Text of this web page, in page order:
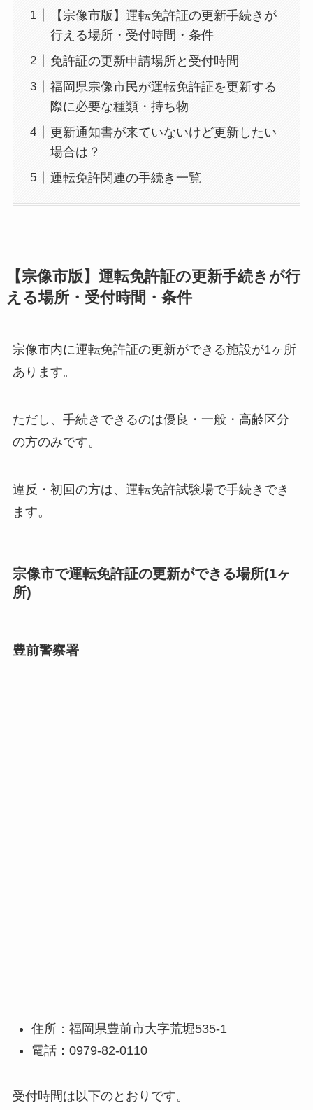
【宗像市版】運転免許証の更新手続きが
行える場所・受付時間・条件
免許証の更新申請場所と受付時間
福岡県宗像市民が運転免許証を更新する
際に必要な種類・持ち物
更新通知書が来ていないけど更新したい
場合は？
運転免許関連の手続き一覧
【宗像市版】運転免許証の更新手続きが行
える場所・受付時間・条件
宗像市内に運転免許証の更新ができる施設が1ヶ所
あります。
ただし、手続きできるのは優良・一般・高齢区分
の方のみです。
違反・初回の方は、運転免許試験場で手続きでき
ます。
宗像市で運転免許証の更新ができる場所(1ヶ
所)
豊前警察署
住所：福岡県豊前市大字荒堀535-1
電話：0979-82-0110
受付時間は以下のとおりです。